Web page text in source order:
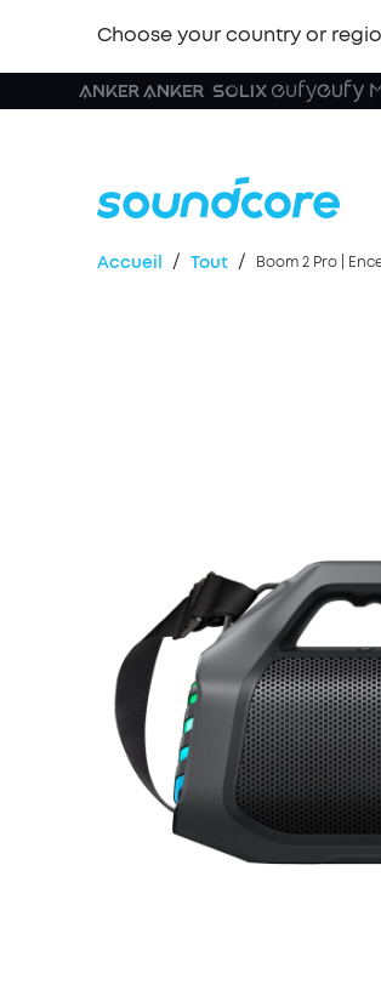
Choose your country or
Accueil / Tout / Boom 2 Pro |